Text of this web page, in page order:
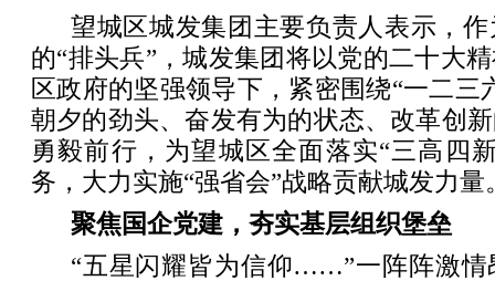
望城区城发集团主要负责人表示，
的“排头兵”，城发集团将以党的二十大
区政府的坚强领导下，紧密围绕“一二三
朝夕的劲头、奋发有为的状态、改革创
勇毅前行，为望城区全面落实“三高四
务，大力实施“强省会”战略贡献城发力量
聚焦国企党建，夯实基层组织堡垒
“五星闪耀皆为信仰……”一阵阵激情